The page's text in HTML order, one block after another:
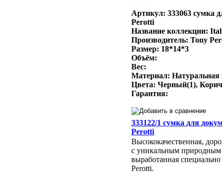
Артикул: 333063 сумка
Perotti
Название коллекции:
Производитель: Tony
Размер: 18*14*3
Объём:
Вес:
Материал: Натуральная
Цвета: Черный(1),
Гарантия:
333122/1 сумка для
Perotti
Высококачественная,
с уникальным природным
выработанная
Perotti.